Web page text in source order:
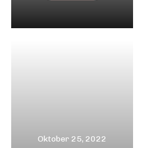
Oktober 25, 2022